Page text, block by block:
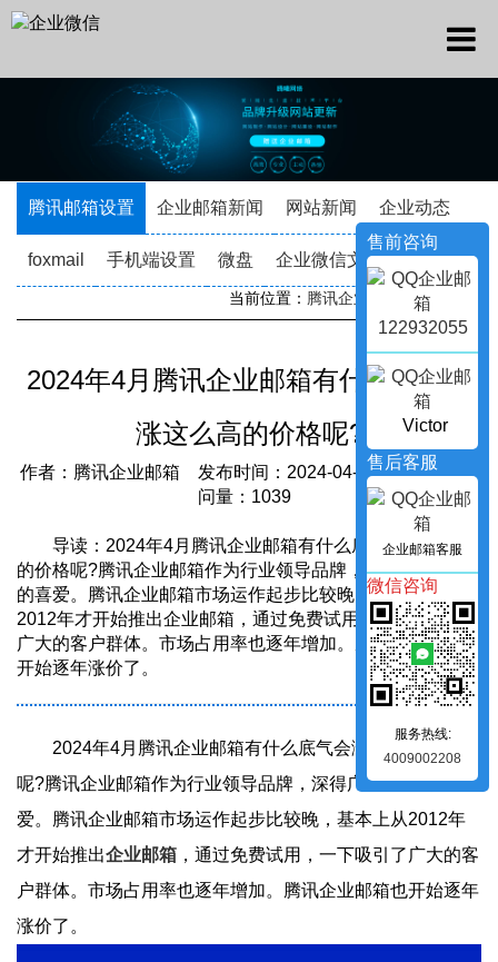
腾讯邮箱设置 企业邮箱新闻 网站新闻 企业动态
foxmail 手机端设置 微盘 企业微信文档
当前位置： 腾讯企业邮箱 ->新闻资讯
2024年4月腾讯企业邮箱有什么底气会
涨这么高的价格呢?
作者：腾讯企业邮箱 发布时间：2024-04-13 16:25:53 访
问量：1039
导读：2024年4月腾讯企业邮箱有什么底气会涨这么高
的价格呢?腾讯企业邮箱作为行业领导品牌，深得广大用户
的喜爱。腾讯企业邮箱市场运作起步比较晚，基本上从
2012年才开始推出企业邮箱，通过免费试用，一下吸引了
广大的客户群体。市场占用率也逐年增加。腾讯企业邮箱也
开始逐年涨价了。
2024年4月腾讯企业邮箱有什么底气会涨这么高的价格
呢?腾讯企业邮箱作为行业领导品牌，深得广大用户的喜
爱。腾讯企业邮箱市场运作起步比较晚，基本上从2012年
才开始推出企业邮箱 ，通过免费试用，一下吸引了广大的客
户群体。市场占用率也逐年增加。腾讯企业邮箱也开始逐年
涨价了。
售前咨询
122932055
Victor
售后客服
企业邮箱客服
微信咨询
服务热线:
4009002208